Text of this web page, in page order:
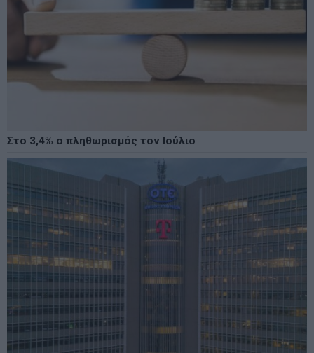
Στο 3,4% ο πληθωρισμός τον Ιούλιο